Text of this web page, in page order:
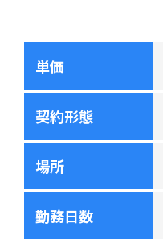
単価
契約形態
場所
勤務日数